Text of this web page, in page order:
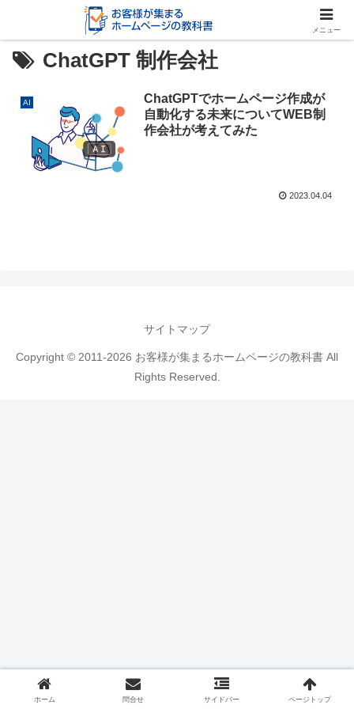
ChatGPT 制作会社
AI
ChatGPTでホームページ作成が
自動化する未来についてWEB制
作会社が考えてみた
2023.04.04
サイトマップ
Copyright © 2011-2026 お客様が集まるホームページの教科書 All
Rights Reserved.
メニュー
ホーム 問合せ サイドバー ページトップ